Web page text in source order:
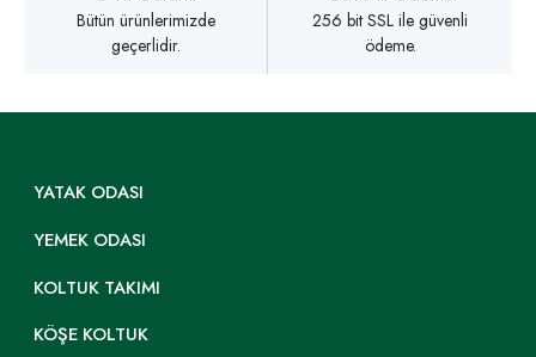
Bütün ürünlerimizde
geçerlidir.
256 bit SSL ile güvenli
ödeme.
YATAK ODASI
YEMEK ODASI
KOLTUK TAKIMI
KÖŞE KOLTUK